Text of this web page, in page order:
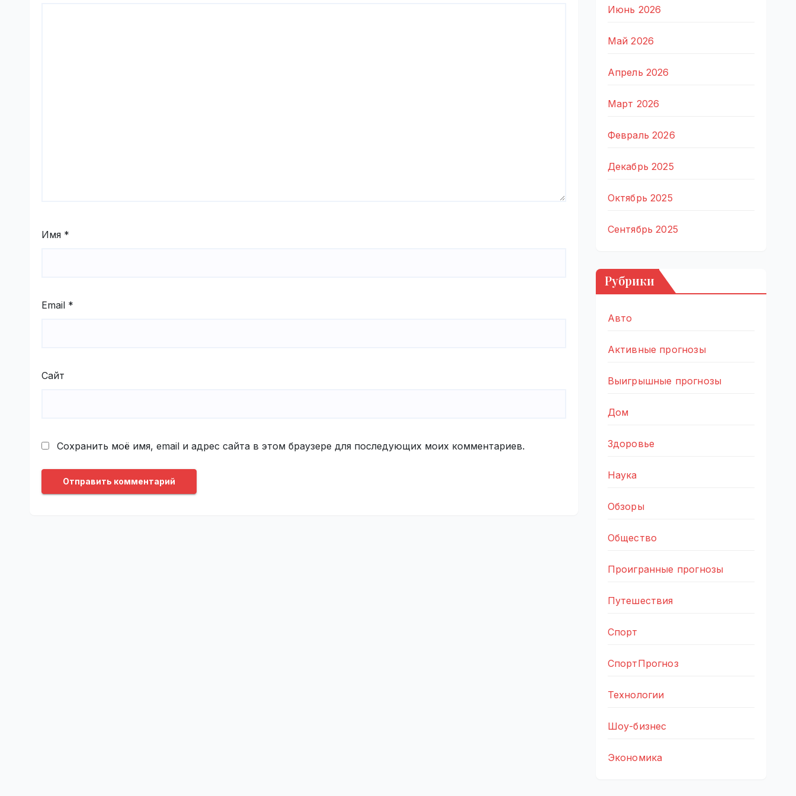
Имя *
Email *
Сайт
Сохранить моё имя, email и адрес сайта в этом браузере для последующих моих комментариев.
Июнь 2026
Май 2026
Апрель 2026
Март 2026
Февраль 2026
Декабрь 2025
Октябрь 2025
Сентябрь 2025
Рубрики
Авто
Активные прогнозы
Выигрышные прогнозы
Дом
Здоровье
Наука
Обзоры
Общество
Проигранные прогнозы
Путешествия
Спорт
СпортПрогноз
Технологии
Шоу-бизнес
Экономика